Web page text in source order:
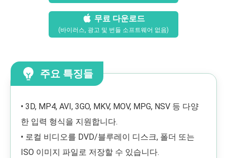
무료 다운로드
(바이러스, 광고 및 번들 소프트웨어 없음)
주요 특징들
• 3D, MP4, AVI, 3GO, MKV, MOV, MPG, NSV 등 다양
한 입력 형식을 지원합니다.
• 로컬 비디오를 DVD/블루레이 디스크, 폴더 또는
ISO 이미지 파일로 저장할 수 있습니다.